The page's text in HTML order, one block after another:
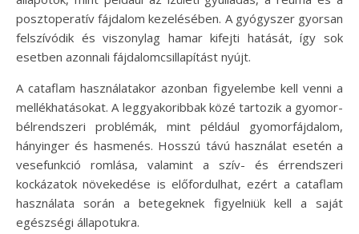
posztoperatív fájdalom kezelésében. A gyógyszer gyorsan
felszívódik és viszonylag hamar kifejti hatását, így sok
esetben azonnali fájdalomcsillapítást nyújt.
A cataflam használatakor azonban figyelembe kell venni a
mellékhatásokat. A leggyakoribbak közé tartozik a gyomor-
bélrendszeri problémák, mint például gyomorfájdalom,
hányinger és hasmenés. Hosszú távú használat esetén a
vesefunkció romlása, valamint a szív- és érrendszeri
kockázatok növekedése is előfordulhat, ezért a cataflam
használata során a betegeknek figyelniük kell a saját
egészségi állapotukra.